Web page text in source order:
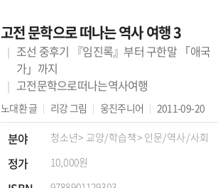
고전 문학으로 떠나는 역사 여행 3
조선 중후기 『임진록』부터 구한말 「애국
가」까지
고전문학으로떠나는역사여행
노대환글 리강그림 웅진주니어 2011-09-20
분야 청소년> 교양/학습책> 인문/역사/사회
정가 10,000원